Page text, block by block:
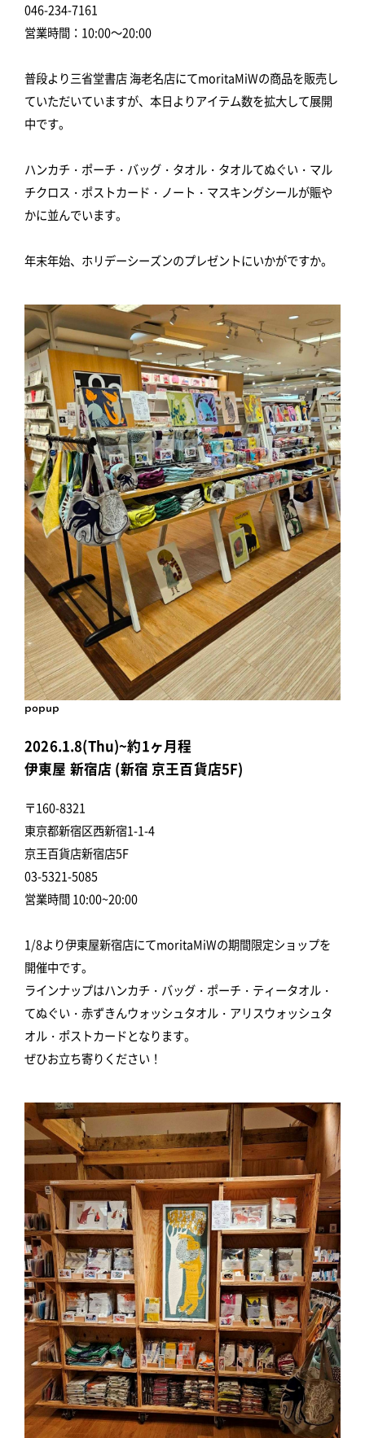
046-234-7161
営業時間：10:00～20:00
普段より三省堂書店 海老名店にてmoritaMiWの商品を販売し
ていただいていますが、本日よりアイテム数を拡大して展開
中です。
ハンカチ・ポーチ・バッグ・タオル・タオルてぬぐい・マル
チクロス・ポストカード・ノート・マスキングシールが賑や
かに並んでいます。
年末年始、ホリデーシーズンのプレゼントにいかがですか。
popup
2026.1.8(Thu)~約1ヶ月程
伊東屋 新宿店 (新宿 京王百貨店5F)
〒160-8321
東京都新宿区西新宿1-1-4
京王百貨店新宿店5F
03-5321-5085
営業時間 10:00~20:00
1/8より伊東屋新宿店にてmoritaMiWの期間限定ショップを
開催中です。
ラインナップはハンカチ・バッグ・ポーチ・ティータオル・
てぬぐい・赤ずきんウォッシュタオル・アリスウォッシュタ
オル・ポストカードとなります。
ぜひお立ち寄りください！